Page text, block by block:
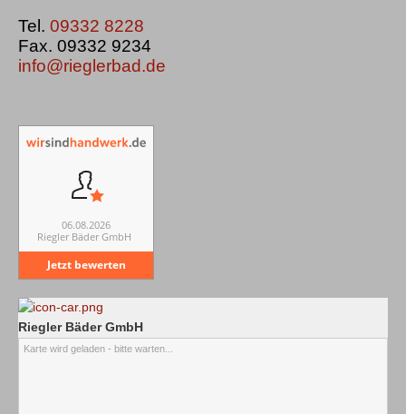
Tel. 09332 8228
Fax. 09332 9234
info@rieglerbad.de
06.08.2026
Riegler Bäder GmbH
Jetzt bewerten
Riegler Bäder GmbH
Karte wird geladen - bitte warten...